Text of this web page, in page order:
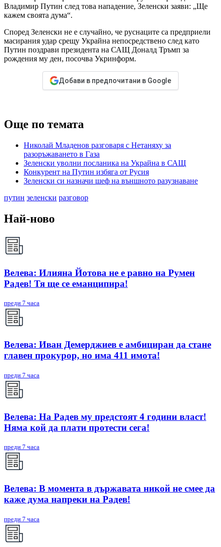
Владимир Путин след това нападение, Зеленски заяви: „Ще
кажем своята дума“.
Според Зеленски не е случайно, че руснаците са предприели
масирания удар срещу Украйна непосредствено след като
Путин поздрави президента на САЩ Доналд Тръмп за
рождения му ден, посочва Укринформ.
Добави в предпочитани в Google
Още по темата
Николай Младенов разговаря с Нетаняху за
разоръжаването в Газа
Зеленски уволни посланика на Украйна в САЩ
Конкурент на Путин избяга от Русия
Зеленски си назначи шеф на външното разузнаване
путин зеленски разговор
Най-ново
Велева: Илияна Йотова не е равно на Румен
Радев! Тя ще се еманципира!
преди 7 часа
Велева: Иван Демерджиев е амбициран да стане
главен прокурор, но има 411 имота!
преди 7 часа
Велева: На Радев му предстоят 4 години власт!
Няма кой да плати протести сега!
преди 7 часа
Велева: В момента в държавата никой не смее да
каже дума напреки на Радев!
преди 7 часа